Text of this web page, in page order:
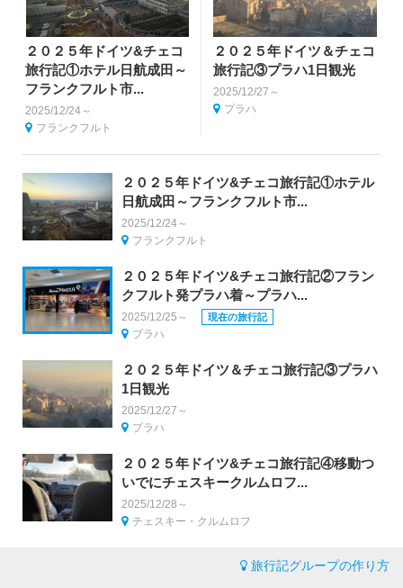
２０２５年ドイツ&チェコ
旅行記①ホテル日航成田～
フランクフルト市...
2025/12/24～
フランクフルト
２０２５年ドイツ＆チェコ
旅行記③プラハ1日観光
2025/12/27～
プラハ
２０２５年ドイツ&チェコ旅行記①ホテル
日航成田～フランクフルト市...
2025/12/24～
フランクフルト
２０２５年ドイツ&チェコ旅行記②フラン
クフルト発プラハ着～プラハ...
2025/12/25～ 現在の旅行記
プラハ
２０２５年ドイツ＆チェコ旅行記③プラハ
1日観光
2025/12/27～
プラハ
２０２５年ドイツ&チェコ旅行記④移動つ
いでにチェスキークルムロフ...
2025/12/28～
チェスキー・クルムロフ
旅行記グループの作り方